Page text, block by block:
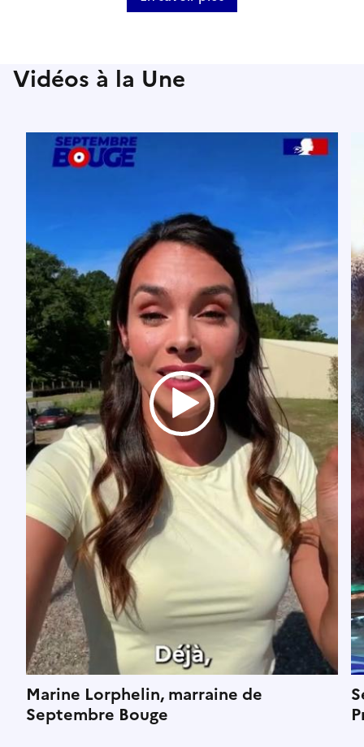
Vidéos à la Une
Marine Lorphelin, marraine de
Septembre Bouge